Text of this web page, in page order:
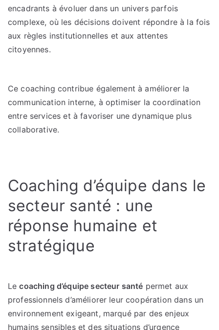
encadrants à évoluer dans un univers parfois
complexe, où les décisions doivent répondre à la fois
aux règles institutionnelles et aux attentes
citoyennes.
Ce coaching contribue également à améliorer la
communication interne, à optimiser la coordination
entre services et à favoriser une dynamique plus
collaborative.
Coaching d’équipe dans le
secteur santé : une
réponse humaine et
stratégique
Lecoaching d’équipe secteur santé permet aux
professionnels d’améliorer leur coopération dans un
environnement exigeant, marqué par des enjeux
humains sensibles et des situations d’urgence